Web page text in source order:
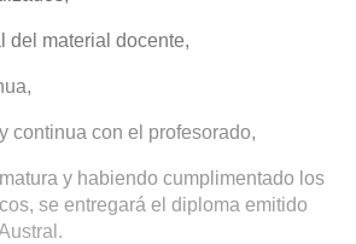
del material docente,
continua con el profesorado,
y habiendo cumplimentado los
se entregará el diploma emitido